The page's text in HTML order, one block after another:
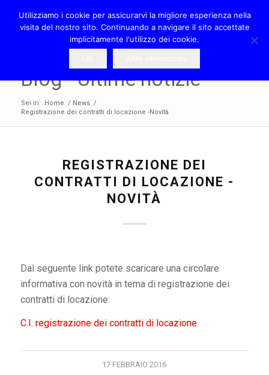
Blog - Ultime notizie
Sei in: Home / News /
Registrazione dei contratti di locazione -Novità
REGISTRAZIONE DEI
CONTRATTI DI LOCAZIONE -
NOVITÀ
Dal seguente link potete scaricare una circolare
informativa con novità in tema di registrazione dei
contratti di locazione:
C.I. registrazione dei contratti di locazione
17 FEBBRAIO 2016
Utilizziamo i cookie per assicurarvi la migliore esperienza nella
visita del nostro sito. Continuando a navigare il sito accettate
implicitamente l'utilizzo dei cookie.